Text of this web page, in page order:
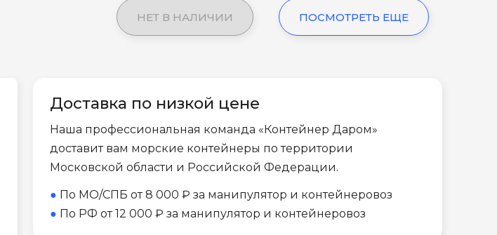
НЕТ В НАЛИЧИИ ПОСМОТРЕТЬ ЕЩЕ
Доставка по низкой цене
Наша профессиональная команда «Контейнер Даром»
доставит вам морские контейнеры по территории
Московской области и Российской Федерации.
● По МО/СПБ от 8 000 ₽ за манипулятор и контейнеровоз
● По РФ от 12 000 ₽ за манипулятор и контейнеровоз